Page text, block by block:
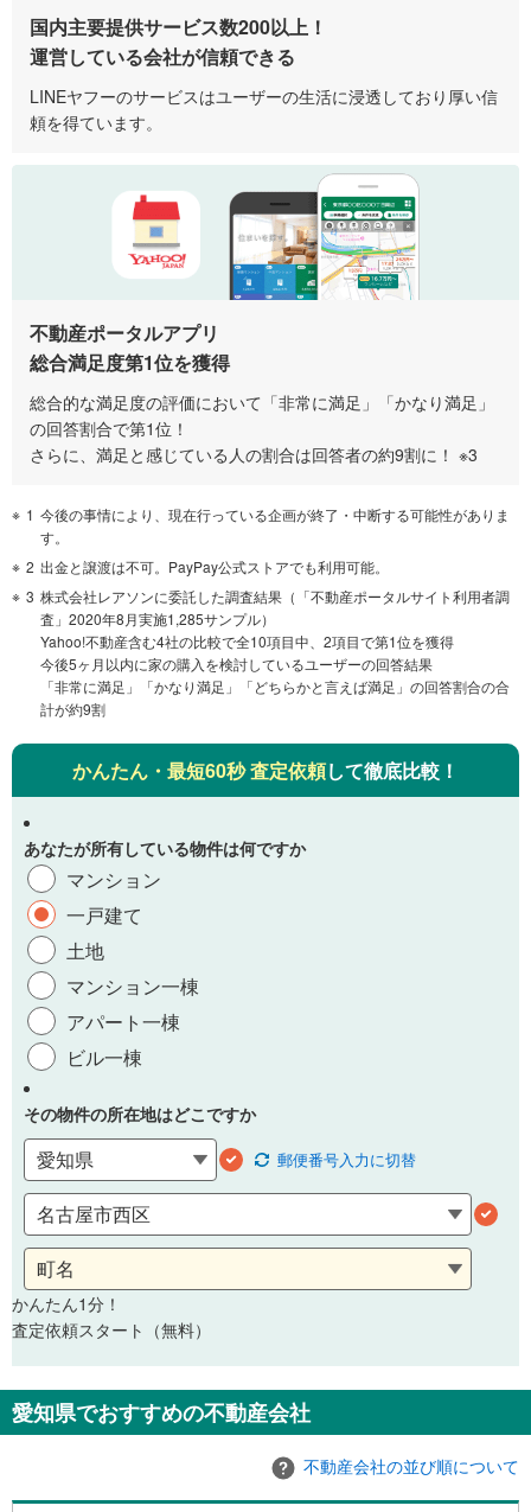
国内主要提供サービス数200以上！
運営している会社が信頼できる
LINEヤフーのサービスはユーザーの生活に浸透しており厚い信
頼を得ています。
不動産ポータルアプリ
総合満足度第1位を獲得
総合的な満足度の評価において「非常に満足」「かなり満足」
の回答割合で第1位！
さらに、満足と感じている人の割合は回答者の約9割に！ ※3
1 今後の事情により、現在行っている企画が終了・中断する可能性がありま
す。
2 出金と譲渡は不可。PayPay公式ストアでも利用可能。
3 株式会社レアソンに委託した調査結果（「不動産ポータルサイト利用者調
査」2020年8月実施1,285サンプル）
Yahoo!不動産含む4社の比較で全10項目中、2項目で第1位を獲得
今後5ヶ月以内に家の購入を検討しているユーザーの回答結果
「非常に満足」「かなり満足」「どちらかと言えば満足」の回答割合の合
計が約9割
かんたん・最短60秒 査定依頼して徹底比較！
あなたが所有している物件は何ですか
マンション
一戸建て
土地
マンション一棟
アパート一棟
ビル一棟
その物件の所在地はどこですか
郵便番号入力に切替
かんたん1分！
査定依頼スタート（無料）
愛知県でおすすめの不動産会社
不動産会社の並び順について